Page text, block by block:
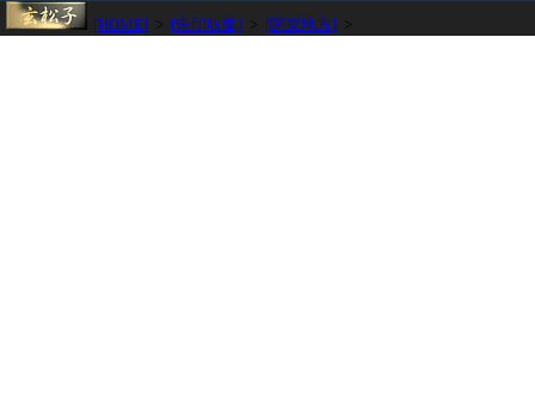
[HOME] [朱印収集] [関東地方]